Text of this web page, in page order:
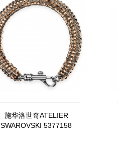
施华洛世奇ATELIER
SWAROVSKI 5377158